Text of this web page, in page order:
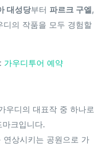
대성당부터 파르크 구엘,
디의 작품을 모두 경험할
가우디투어 예약
우디의 대표작 중 하나로
크입니다.
연상시키는 공원으로 가